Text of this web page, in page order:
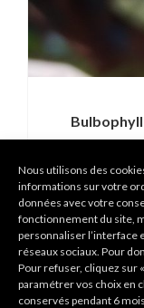
Nous utilisons des
informations sur votre
données avec votre
fonctionnement du site,
personnaliser l’interface
réseaux sociaux. Pour
Pour refuser, cliquez sur
paramétrer vos choix en
conservés pendant 6